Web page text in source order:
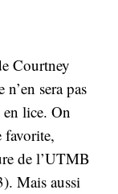
Courtney
sera pas
lice. On
favorite,
de l’UTMB
Mais aussi